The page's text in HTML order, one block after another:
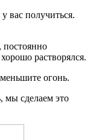
вас получиться.
растворялся.
огонь.
мы сделаем это